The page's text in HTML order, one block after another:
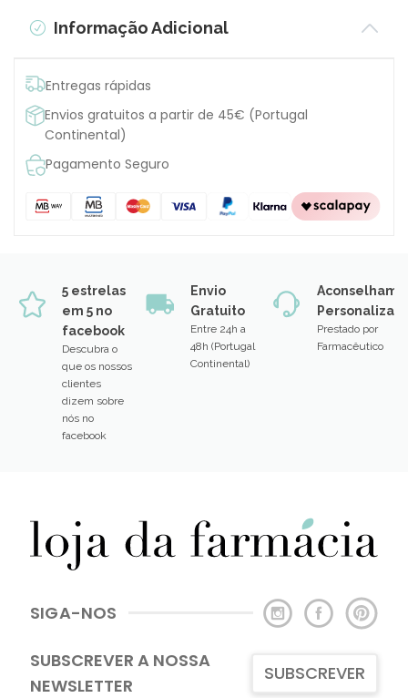
Informação Adicional
Entregas rápidas
Envios gratuitos a partir de 45€ (Portugal
Continental)
Pagamento Seguro
5 estrelas
em 5 no
facebook
Descubra o
que os nossos
clientes
dizem sobre
nós no
facebook
Envio
Gratuito
Entre 24h a
48h (Portugal
Continental)
Prestado por
Farmacêutico
SIGA-NOS
SUBSCREVER A NOSSA
NEWSLETTER
SUBSCREVER